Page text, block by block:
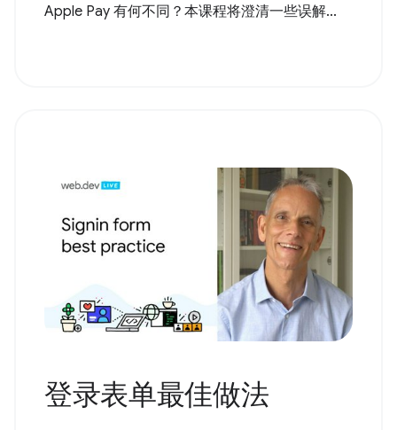
Apple Pay 有何不同？本课程将澄清一些误解...
登录表单最佳做法